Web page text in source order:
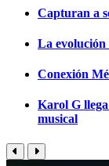
Capturan a
La evolución
Conexión
Karol G
musical